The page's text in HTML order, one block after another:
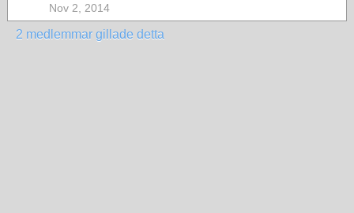
Nov 2, 2014
2 medlemmar gillade detta